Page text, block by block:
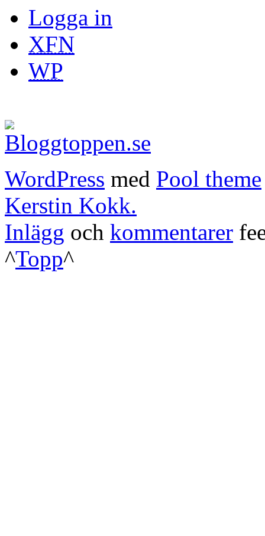
Logga in
XFN
WP
WordPress med Pool theme
Kerstin Kokk.
Inlägg och kommentarer
^Topp^